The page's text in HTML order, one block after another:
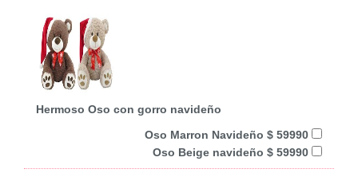
Hermoso Oso con gorro navideño
Oso Marron Navideño $ 59990
Oso Beige navideño $ 59990